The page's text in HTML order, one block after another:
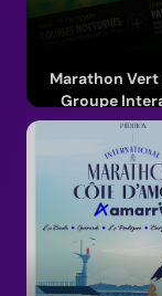
Marathon Vert
Groupe
Du 16 au 18
(Bretagne)